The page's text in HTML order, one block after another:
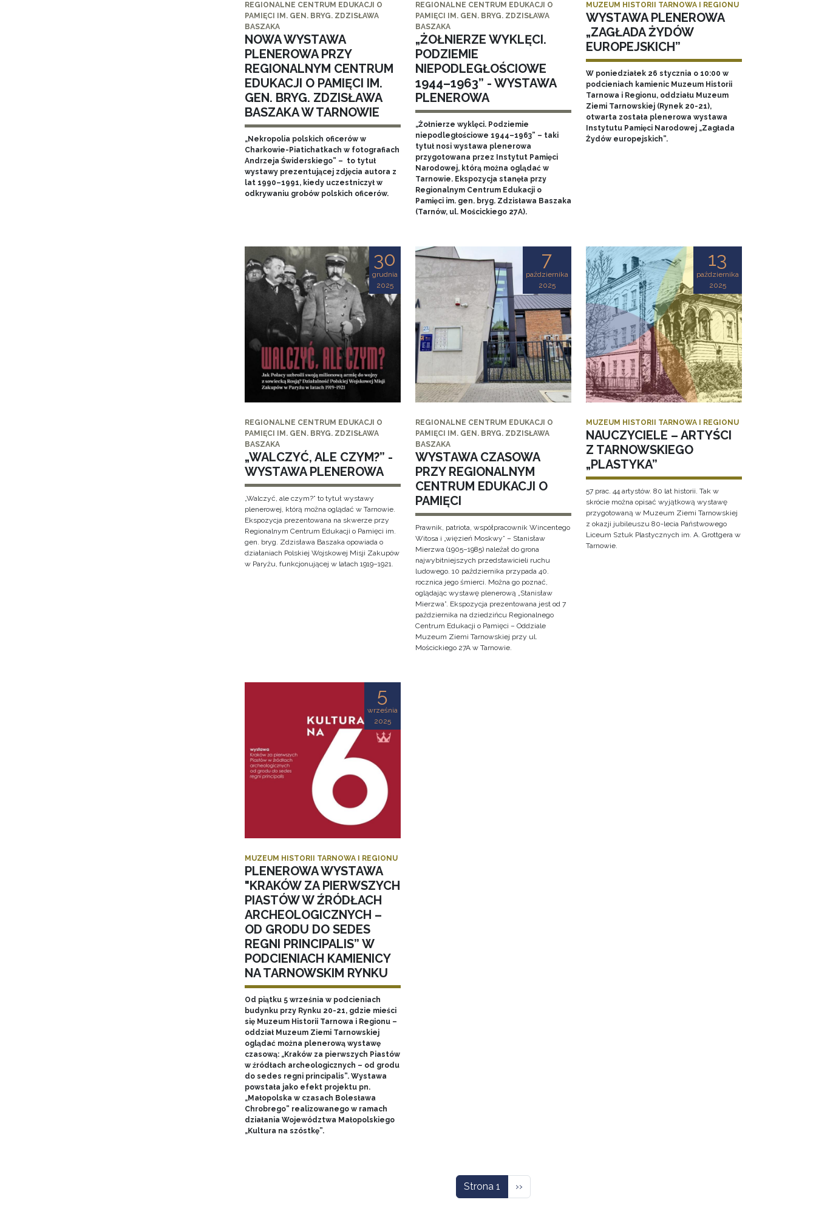
REGIONALNE CENTRUM EDUKACJI O
PAMIĘCI IM. GEN. BRYG. ZDZISŁAWA
BASZAKA
NOWA WYSTAWA
PLENEROWA PRZY
REGIONALNYM CENTRUM
EDUKACJI O PAMIĘCI IM.
GEN. BRYG. ZDZISŁAWA
BASZAKA W TARNOWIE
„Nekropolia polskich oficerów w
Charkowie-Piatichatkach w fotografiach
Andrzeja Świderskiego” – to tytuł
wystawy prezentującej zdjęcia autora z
lat 1990–1991, kiedy uczestniczył w
odkrywaniu grobów polskich oficerów.
REGIONALNE CENTRUM EDUKACJI O
PAMIĘCI IM. GEN. BRYG. ZDZISŁAWA
BASZAKA
„ŻOŁNIERZE WYKLĘCI.
PODZIEMIE
NIEPODLEGŁOŚCIOWE
1944–1963” - WYSTAWA
PLENEROWA
„Żołnierze wyklęci. Podziemie
niepodległościowe 1944–1963” – taki
tytuł nosi wystawa plenerowa
przygotowana przez Instytut Pamięci
Narodowej, którą można oglądać w
Tarnowie. Ekspozycja stanęła przy
Regionalnym Centrum Edukacji o
Pamięci im. gen. bryg. Zdzisława Baszaka
(Tarnów, ul. Mościckiego 27A).
MUZEUM HISTORII TARNOWA I REGIONU
WYSTAWA PLENEROWA
„ZAGŁADA ŻYDÓW
EUROPEJSKICH”
W poniedziałek 26 stycznia o 10:00 w
podcieniach kamienic Muzeum Historii
Tarnowa i Regionu, oddziału Muzeum
Ziemi Tarnowskiej (Rynek 20-21),
otwarta została plenerowa wystawa
Instytutu Pamięci Narodowej „Zagłada
Żydów europejskich”.
30
grudnia
2025
REGIONALNE CENTRUM EDUKACJI O
PAMIĘCI IM. GEN. BRYG. ZDZISŁAWA
BASZAKA
„WALCZYĆ, ALE CZYM?” -
WYSTAWA PLENEROWA
„Walczyć, ale czym?” to tytuł wystawy
plenerowej, którą można oglądać w Tarnowie.
Ekspozycja prezentowana na skwerze przy
Regionalnym Centrum Edukacji o Pamięci im.
gen. bryg. Zdzisława Baszaka opowiada o
działaniach Polskiej Wojskowej Misji Zakupów
w Paryżu, funkcjonującej w latach 1919–1921.
7
października
2025
REGIONALNE CENTRUM EDUKACJI O
PAMIĘCI IM. GEN. BRYG. ZDZISŁAWA
BASZAKA
WYSTAWA CZASOWA
PRZY REGIONALNYM
CENTRUM EDUKACJI O
PAMIĘCI
Prawnik, patriota, współpracownik Wincentego
Witosa i „więzień Moskwy” – Stanisław
Mierzwa (1905–1985) należał do grona
najwybitniejszych przedstawicieli ruchu
ludowego. 10 października przypada 40.
rocznica jego śmierci. Można go poznać,
oglądając wystawę plenerową „Stanisław
Mierzwa”. Ekspozycja prezentowana jest od 7
października na dziedzińcu Regionalnego
Centrum Edukacji o Pamięci – Oddziale
Muzeum Ziemi Tarnowskiej przy ul.
Mościckiego 27A w Tarnowie.
13
października
2025
MUZEUM HISTORII TARNOWA I REGIONU
NAUCZYCIELE – ARTYŚCI
Z TARNOWSKIEGO
„PLASTYKA”
57 prac. 44 artystów. 80 lat historii. Tak w
skrócie można opisać wyjątkową wystawę
przygotowaną w Muzeum Ziemi Tarnowskiej
z okazji jubileuszu 80-lecia Państwowego
Liceum Sztuk Plastycznych im. A. Grottgera w
Tarnowie.
5
września
2025
MUZEUM HISTORII TARNOWA I REGIONU
PLENEROWA WYSTAWA
"KRAKÓW ZA PIERWSZYCH
PIASTÓW W ŹRÓDŁACH
ARCHEOLOGICZNYCH –
OD GRODU DO SEDES
REGNI PRINCIPALIS” W
PODCIENIACH KAMIENICY
NA TARNOWSKIM RYNKU
Od piątku 5 września w podcieniach
budynku przy Rynku 20-21, gdzie mieści
się Muzeum Historii Tarnowa i Regionu –
oddział Muzeum Ziemi Tarnowskiej
oglądać można plenerową wystawę
czasową: „Kraków za pierwszych Piastów
w źródłach archeologicznych – od grodu
do sedes regni principalis”. Wystawa
powstała jako efekt projektu pn.
„Małopolska w czasach Bolesława
Chrobrego” realizowanego w ramach
działania Województwa Małopolskiego
„Kultura na szóstkę”.
Strona 1 Następna strona
››